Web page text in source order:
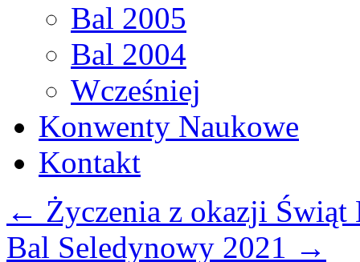
Bal 2005
Bal 2004
Wcześniej
Konwenty Naukowe
Kontakt
← Życzenia z okazji Świąt
Bal Seledynowy 2021 →